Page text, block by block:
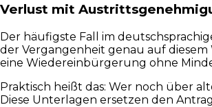
Verlust mit
Der häufigste Fall im
der Vergangenheit genau auf
eine Wiedereinbürgerung ohne
Praktisch heißt das: Wer noch über
Diese Unterlagen ersetzen den